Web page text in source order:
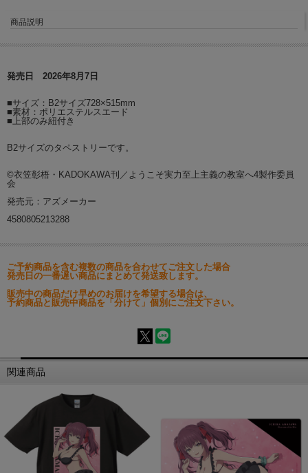
商品説明
発売日 2026年8月7日
■サイズ：B2サイズ728×515mm
■素材：ポリエステルスエード
■上部のみ紐付き
B2サイズのタペストリーです。
©衣笠彰梧・KADOKAWA刊／ようこそ実力至上主義の教室へ4製作委員
会
発売元：アズメーカー
4580805213288
ご予約商品を含む複数の商品を合わせてご注文した場合
発売日の一番遅い商品にまとめて発送致します。
販売中の商品だけ早めのお届けを希望する場合は、
予約商品と販売中商品を「分けて」個別にご注文下さい。
関連商品